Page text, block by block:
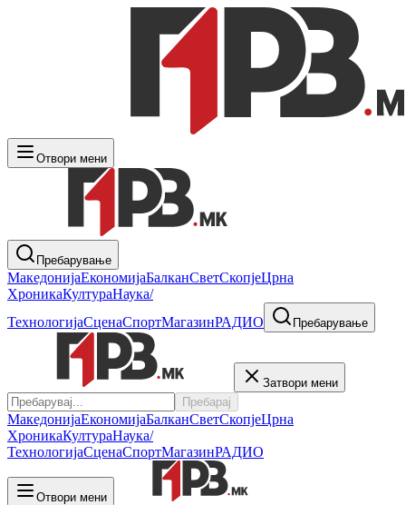
Отвори мени
Пребарување
МакедонијаЕкономијаБалканСветСкопјеЦрна
ХроникаКултураНаука/
ТехнологијаСценаСпортМагазинРАДИО Пребарување
Затвори мени
Пребарај
МакедонијаЕкономијаБалканСветСкопјеЦрна
ХроникаКултураНаука/
ТехнологијаСценаСпортМагазинРАДИО
Отвори мени